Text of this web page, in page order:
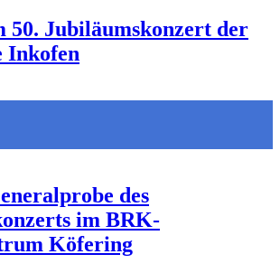
Jubiläumskonzert der
Inkofen
des
im BRK-
Köfering